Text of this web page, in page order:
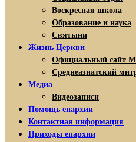
Воскресная школа
Образование и наука
Святыни
Жизнь Церкви
Официальный сайт
Среднеазиатский
Медиа
Видеозаписи
Помощь епархии
Контактная информация
Приходы епархии